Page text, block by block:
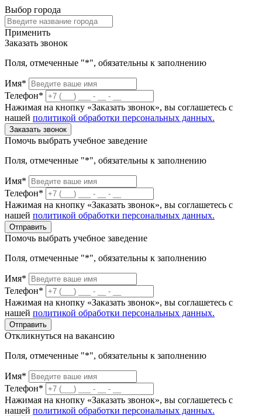
Выбор города
Применить
Заказать звонок
Поля, отмеченные "*", обязательны к заполнению
Имя*
Телефон*
Нажимая на кнопку «Заказать звонок», вы соглашетесь с
нашей политикой обработки персональных данных.
Заказать звонок
Помочь выбрать учебное заведение
Поля, отмеченные "*", обязательны к заполнению
Имя*
Телефон*
Нажимая на кнопку «Заказать звонок», вы соглашетесь с
нашей политикой обработки персональных данных.
Отправить
Помочь выбрать учебное заведение
Поля, отмеченные "*", обязательны к заполнению
Имя*
Телефон*
Нажимая на кнопку «Заказать звонок», вы соглашетесь с
нашей политикой обработки персональных данных.
Отправить
Откликнуться на вакансию
Поля, отмеченные "*", обязательны к заполнению
Имя*
Телефон*
Нажимая на кнопку «Заказать звонок», вы соглашетесь с
нашей политикой обработки персональных данных.